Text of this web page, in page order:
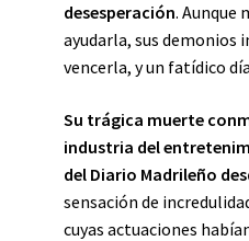
desesperación. Aunque
ayudarla, sus
vencerla, y un fatídico
Su trágica muerte
industria del
del Diario Madrileño
sensación de
cuyas actuaciones